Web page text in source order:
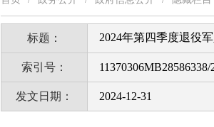
标题： 2024年第四季度退役
索引号： 11370306MB28586338/
发文日期： 2024-12-31